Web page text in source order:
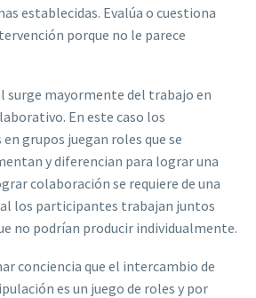
establecidas. Evalúa o cuestiona
porque no le parece
surge mayormente del trabajo en
En este caso los
grupos juegan roles que se
y diferencian para lograr una
colaboración se requiere de una
los participantes trabajan juntos
no podrían producir individualmente.
conciencia que el intercambio de
es un juego de roles y por